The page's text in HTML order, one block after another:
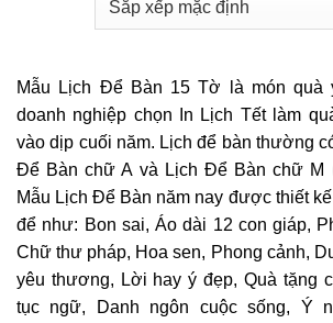
Mẫu Lịch Để Bàn 15 Tờ là món quà
doanh nghiệp chọn In Lịch Tết làm
vào dịp cuối năm. Lịch để bàn thường
Để Bàn chữ A và Lịch Để Bàn chữ M
Mẫu Lịch Để Bàn năm nay được thiết
để như: Bon sai, Áo dài 12 con giáp,
Chữ thư pháp, Hoa sen, Phong cảnh,
yêu thương, Lời hay ý đẹp, Quà tặng
tục ngữ, Danh ngôn cuộc sống, Ý